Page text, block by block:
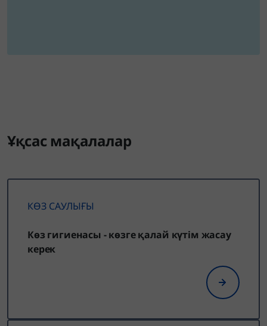
Ұқсас мақалалар
КӨЗ САУЛЫҒЫ
Көз гигиенасы - көзге қалай күтім жасау
керек